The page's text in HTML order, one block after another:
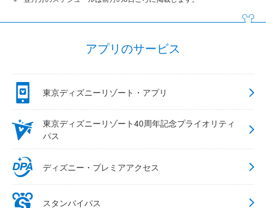
アプリのサービス
東京ディズニーリゾート・アプリ
東京ディズニーリゾート40周年記念プライオリティ
パス
ディズニー・プレミアアクセス
スタンバイパス